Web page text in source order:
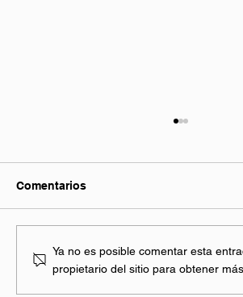
Comentarios
Ya no es posible comentar esta
propietario del sitio para obtener